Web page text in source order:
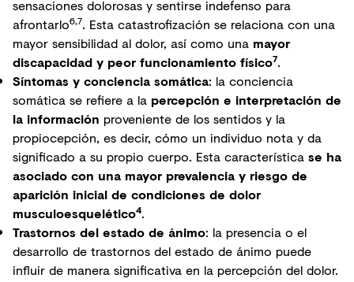
sensaciones dolorosas y sentirse indefenso para
afrontarlo6,7. Esta catastrofización se relaciona con una
mayor sensibilidad al dolor, así como una mayor
discapacidad y peor funcionamiento físico7.
Síntomas y conciencia somática: la conciencia
somática se refiere a la percepción e interpretación de
la información proveniente de los sentidos y la
propiocepción, es decir, cómo un individuo nota y da
significado a su propio cuerpo. Esta característica se ha
asociado con una mayor prevalencia y riesgo de
aparición inicial de condiciones de dolor
musculoesquelético4.
Trastornos del estado de ánimo: la presencia o el
desarrollo de trastornos del estado de ánimo puede
influir de manera significativa en la percepción del dolor.